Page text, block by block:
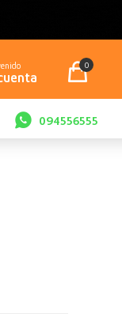
094556555
0